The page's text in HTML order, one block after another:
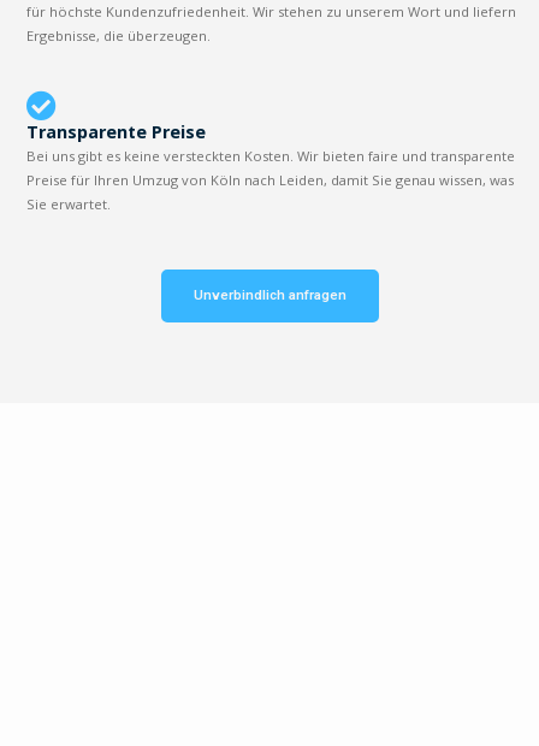
für höchste Kundenzufriedenheit. Wir stehen zu unserem Wort und liefern
Ergebnisse, die überzeugen.
Transparente Preise
Bei uns gibt es keine versteckten Kosten. Wir bieten faire und transparente
Preise für Ihren Umzug von Köln nach Leiden, damit Sie genau wissen, was
Sie erwartet.
Unverbindlich anfragen